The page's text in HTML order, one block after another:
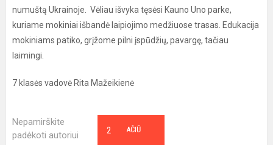
numuštą Ukrainoje. Vėliau išvyka tęsėsi Kauno Uno parke,
kuriame mokiniai išbandė laipiojimo medžiuose trasas. Edukacija
mokiniams patiko, grįžome pilni įspūdžių, pavargę, tačiau
laimingi.
7 klasės vadovė Rita Mažeikienė
Nepamirškite
padėkoti autoriui
AČIŪ
2